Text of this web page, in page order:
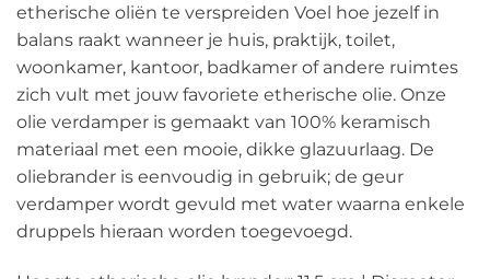
etherische oliën te verspreiden Voel hoe jezelf in
balans raakt wanneer je huis, praktijk, toilet,
woonkamer, kantoor, badkamer of andere ruimtes
zich vult met jouw favoriete etherische olie. Onze
olie verdamper is gemaakt van 100% keramisch
materiaal met een mooie, dikke glazuurlaag. De
oliebrander is eenvoudig in gebruik; de geur
verdamper wordt gevuld met water waarna enkele
druppels hieraan worden toegevoegd.